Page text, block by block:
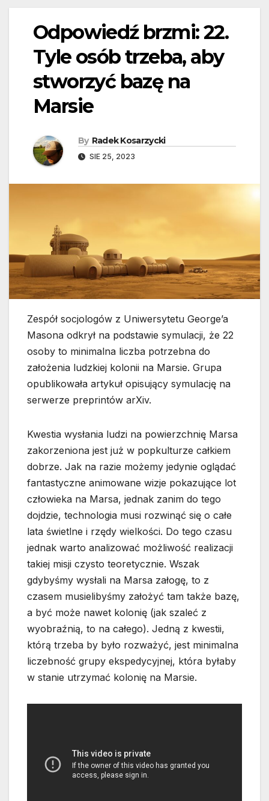
Odpowiedź brzmi: 22.
Tyle osób trzeba, aby
stworzyć bazę na
Marsie
By Radek Kosarzycki
SIE 25, 2023
Zespół socjologów z Uniwersytetu George’a
Masona odkrył na podstawie symulacji, że 22
osoby to minimalna liczba potrzebna do
założenia ludzkiej kolonii na Marsie. Grupa
opublikowała artykuł opisujący symulację na
serwerze preprintów arXiv.
Kwestia wysłania ludzi na powierzchnię Marsa
zakorzeniona jest już w popkulturze całkiem
dobrze. Jak na razie możemy jedynie oglądać
fantastyczne animowane wizje pokazujące lot
człowieka na Marsa, jednak zanim do tego
dojdzie, technologia musi rozwinąć się o całe
lata świetlne i rzędy wielkości. Do tego czasu
jednak warto analizować możliwość realizacji
takiej misji czysto teoretycznie. Wszak
gdybyśmy wysłali na Marsa załogę, to z
czasem musielibyśmy założyć tam także bazę,
a być może nawet kolonię (jak szaleć z
wyobraźnią, to na całego). Jedną z kwestii,
którą trzeba by było rozważyć, jest minimalna
liczebność grupy ekspedycyjnej, która byłaby
w stanie utrzymać kolonię na Marsie.